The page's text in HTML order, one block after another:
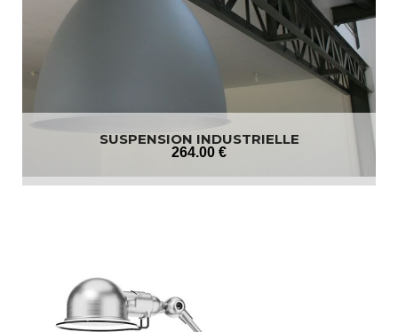
SUSPENSION INDUSTRIELLE
264.00 €